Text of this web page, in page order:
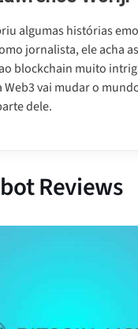
algumas histórias
jornalista, ele acha
blockchain muito
Web3 vai mudar o
dele.
Reviews